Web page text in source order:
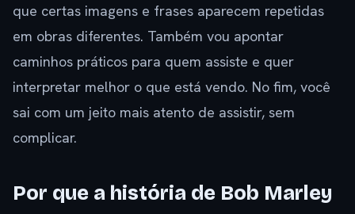
que certas imagens e frases aparecem repetidas
em obras diferentes. Também vou apontar
caminhos práticos para quem assiste e quer
interpretar melhor o que está vendo. No fim, você
sai com um jeito mais atento de assistir, sem
complicar.
Por que a história de Bob Marley